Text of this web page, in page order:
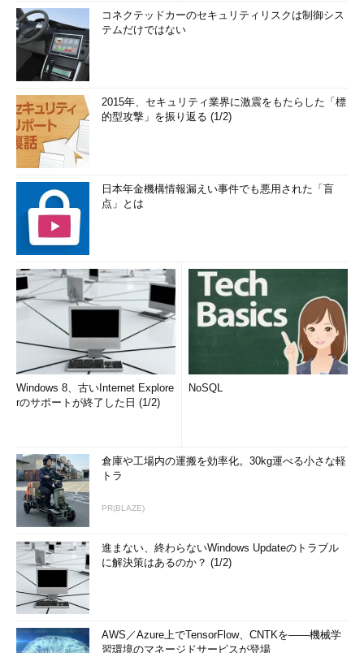
コネクテッドカーのセキュリティリスクは制御シス
テムだけではない
2015年、セキュリティ業界に激震をもたらした「標
的型攻撃」を振り返る (1/2)
日本年金機構情報漏えい事件でも悪用された「盲
点」とは
Windows 8、古いInternet Explore
rのサポートが終了した日 (1/2)
NoSQL
倉庫や工場内の運搬を効率化。30kg運べる小さな軽
トラ
PR(BLAZE)
進まない、終わらないWindows Updateのトラブル
に解決策はあるのか？ (1/2)
AWS／Azure上でTensorFlow、CNTKを――機械学
習環境のマネージドサービスが登場